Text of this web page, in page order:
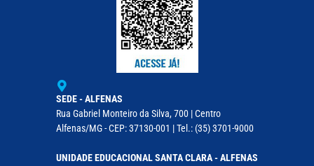
SEDE - ALFENAS
Rua Gabriel Monteiro da Silva, 700 | Centro
Alfenas/MG - CEP: 37130-001 | Tel.: (35) 3701-9000
UNIDADE EDUCACIONAL SANTA CLARA - ALFENAS